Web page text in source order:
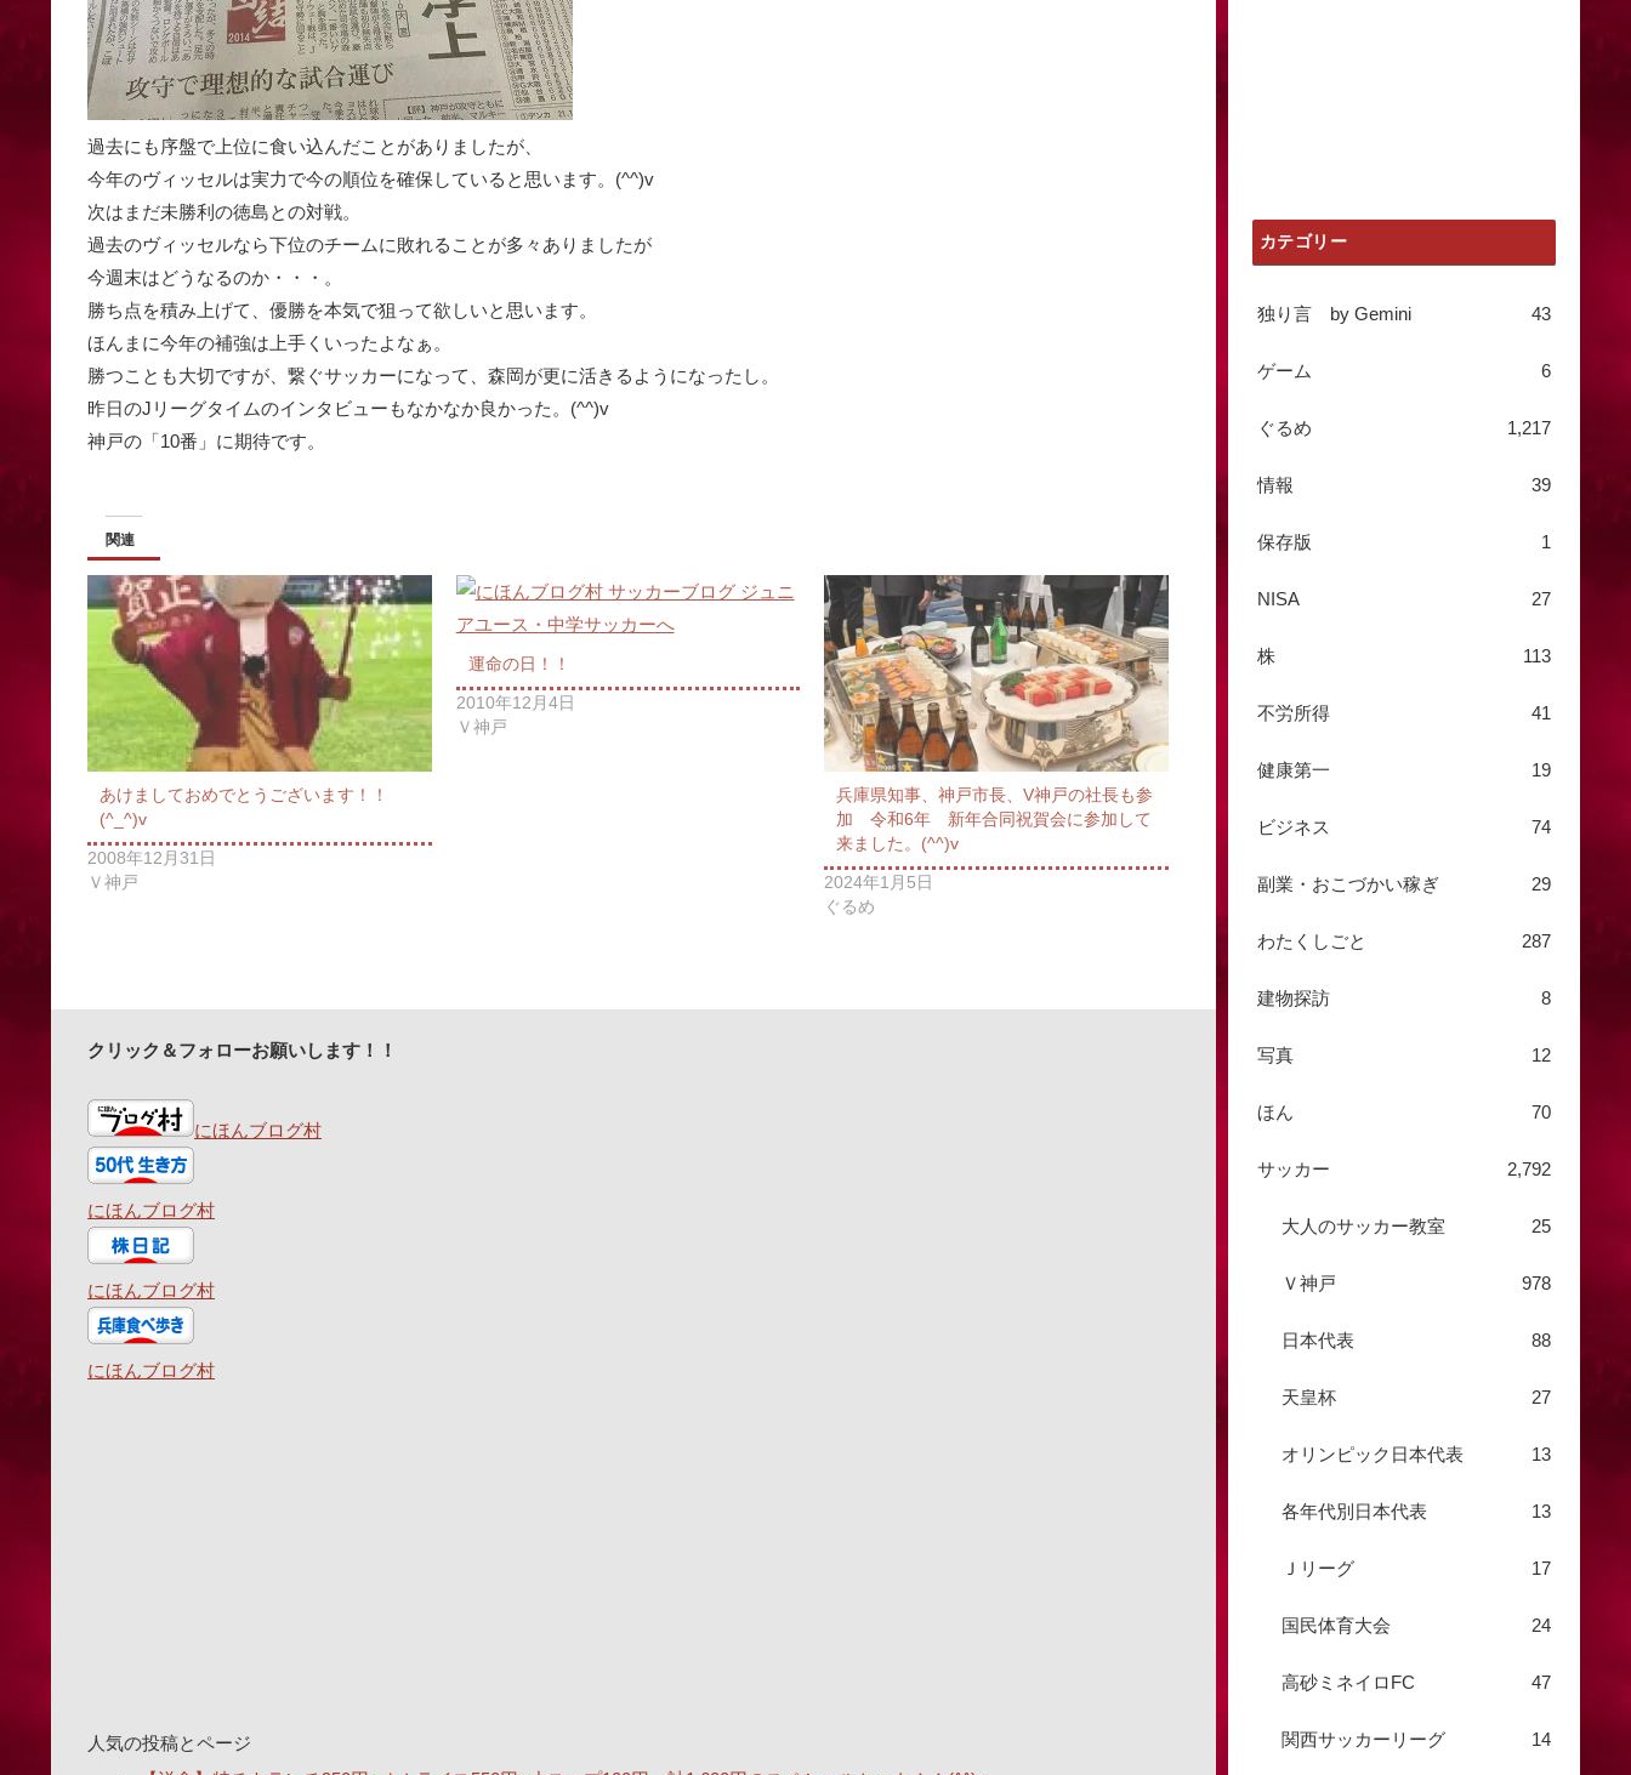
過去にも序盤で上位に食い込んだことがありましたが、
今年のヴィッセルは実力で今の順位を確保していると思います。(^^)v
次はまだ未勝利の徳島との対戦。
過去のヴィッセルなら下位のチームに敗れることが多々ありましたが
今週末はどうなるのか・・・。
勝ち点を積み上げて、優勝を本気で狙って欲しいと思います。
ほんまに今年の補強は上手くいったよなぁ。
勝つことも大切ですが、繋ぐサッカーになって、森岡が更に活きるようになったし。
昨日のJリーグタイムのインタビューもなかなか良かった。(^^)v
神戸の「10番」に期待です。
関連
あけましておめでとうございます！！
(^_^)v
2008年12月31日
Ｖ神戸
運命の日！！
2010年12月4日
Ｖ神戸
兵庫県知事、神戸市長、V神戸の社長も参
加 令和6年 新年合同祝賀会に参加して
来ました。(^^)v
2024年1月5日
ぐるめ
クリック＆フォローお願いします！！
にほんブログ村
にほんブログ村
にほんブログ村
にほんブログ村
人気の投稿とページ
カテゴリー
独り言 by Gemini 43
ゲーム 6
ぐるめ 1,217
情報 39
保存版 1
NISA 27
株 113
不労所得 41
健康第一 19
ビジネス 74
副業・おこづかい稼ぎ 29
わたくしごと 287
建物探訪 8
写真 12
ほん 70
サッカー 2,792
大人のサッカー教室 25
Ｖ神戸 978
日本代表 88
天皇杯 27
オリンピック日本代表 13
各年代別日本代表 13
Ｊリーグ 17
国民体育大会 24
高砂ミネイロFC 47
関西サッカーリーグ 14